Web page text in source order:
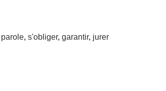
parole, s'obliger, garantir, jurer